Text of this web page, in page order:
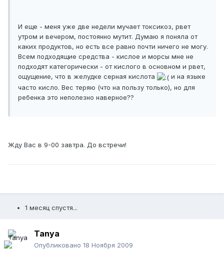
И еще - меня уже две недели мучает токсикоз, рвет
утром и вечером, постоянно мутит. Думаю я поняла от
каких продуктов, но есть все равно почти ничего не могу.
Всем подходящие средства - кислое и морсы мне не
подходят категорически - от кислого в основном и рвет,
ощущение, что в желудке серная кислота
и на языке
часто кисло. Вес теряю (что на пользу только), но для
ребенка это неполезно наверное??
Жду Вас в 9-00 завтра. До встречи!
1 месяц спустя...
Tanya
Опубликовано 18 Ноября 2009